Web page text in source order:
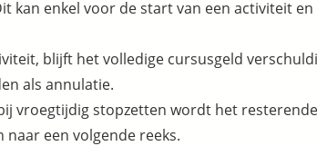
kan enkel voor de start van een activiteit
blijft het volledige cursusgeld
als annulatie.
vroegtijdig stopzetten wordt het
een volgende reeks.